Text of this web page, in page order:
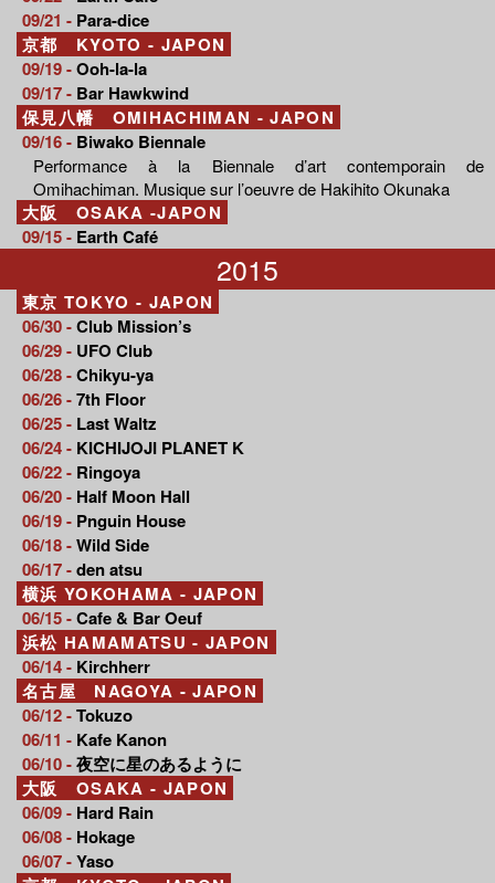
09/21 - Para-dice
京都 KYOTO - JAPON
09/19 -Ooh-la-la
09/17 - Bar Hawkwind
保見八幡 OMIHACHIMAN - JAPON
09/16 - Biwako Biennale
Performance à la Biennale d’art contemporain de
Omihachiman. Musique sur l’oeuvre de Hakihito Okunaka
大阪 OSAKA -JAPON
09/15 - Earth Café
2015
東京 TOKYO - JAPON
06/30 -Club Mission’s
06/29 - UFO Club
06/28 -Chikyu-ya
06/26 -7th Floor
06/25 - Last Waltz
06/24 - KICHIJOJI PLANET K
06/22 - Ringoya
06/20 - Half Moon Hall
06/19 - Pnguin House
06/18 -Wild Side
06/17 -den atsu
横浜 YOKOHAMA - JAPON
06/15 -Cafe & Bar Oeuf
浜松 HAMAMATSU - JAPON
06/14 - Kirchherr
名古屋 NAGOYA - JAPON
06/12 -Tokuzo
06/11 - Kafe Kanon
06/10 -夜空に星のあるように
大阪 OSAKA - JAPON
06/09 - Hard Rain
06/08 - Hokage
06/07 -Yaso